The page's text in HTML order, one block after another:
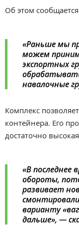
Об этом
«Раньше мы
можем
экспортных
навалочные
Комплекс
контейнера. Его
достаточно
«В последнее
обороты,
развивает
варианту
дальше», —